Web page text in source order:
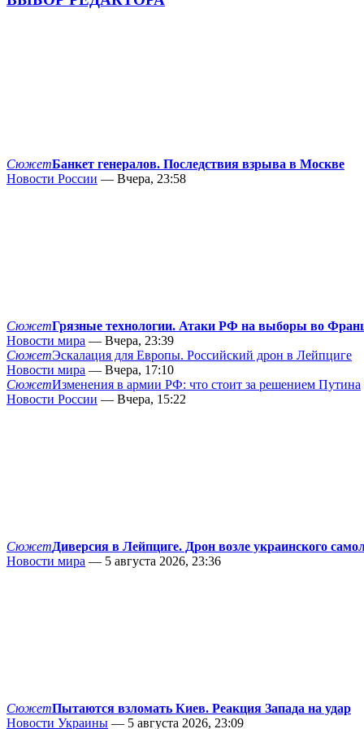
СюжетБанкет генералов. Последствия взрыва в Москве
Новости России — Вчера, 23:58
СюжетГрязные технологии. Атаки РФ на выборы во
Новости мира — Вчера, 23:39
СюжетЭскалация для Европы. Российский дрон в Лейпциге
Новости мира — Вчера, 17:10
СюжетИзменения в армии РФ: что стоит за решением Путина
Новости России — Вчера, 15:22
СюжетДиверсия в Лейпциге. Дрон возле украинского
Новости мира — 5 августа 2026, 23:36
СюжетПытаются взломать Киев. Реакция Запада на удар
Новости Украины — 5 августа 2026, 23:09